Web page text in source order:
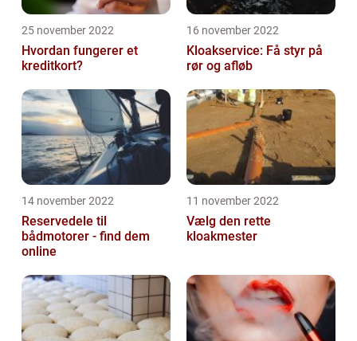
25 november 2022
Hvordan fungerer et
kreditkort?
16 november 2022
Kloakservice: Få styr på
rør og afløb
14 november 2022
Reservedele til
bådmotorer - find dem
online
11 november 2022
Vælg den rette
kloakmester